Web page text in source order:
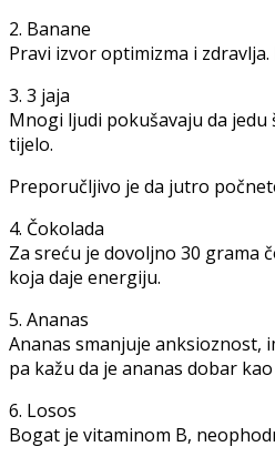
2. Banane
Pravi izvor optimizma i
3. 3 jaja
Mnogi ljudi pokušavaju da
tijelo.
Preporučljivo je da jutro
4. Čokolada
Za sreću je dovoljno 30 grama
koja daje energiju.
5. Ananas
Ananas smanjuje anksioznost,
pa kažu da je ananas dobar
6. Losos
Bogat je vitaminom B,